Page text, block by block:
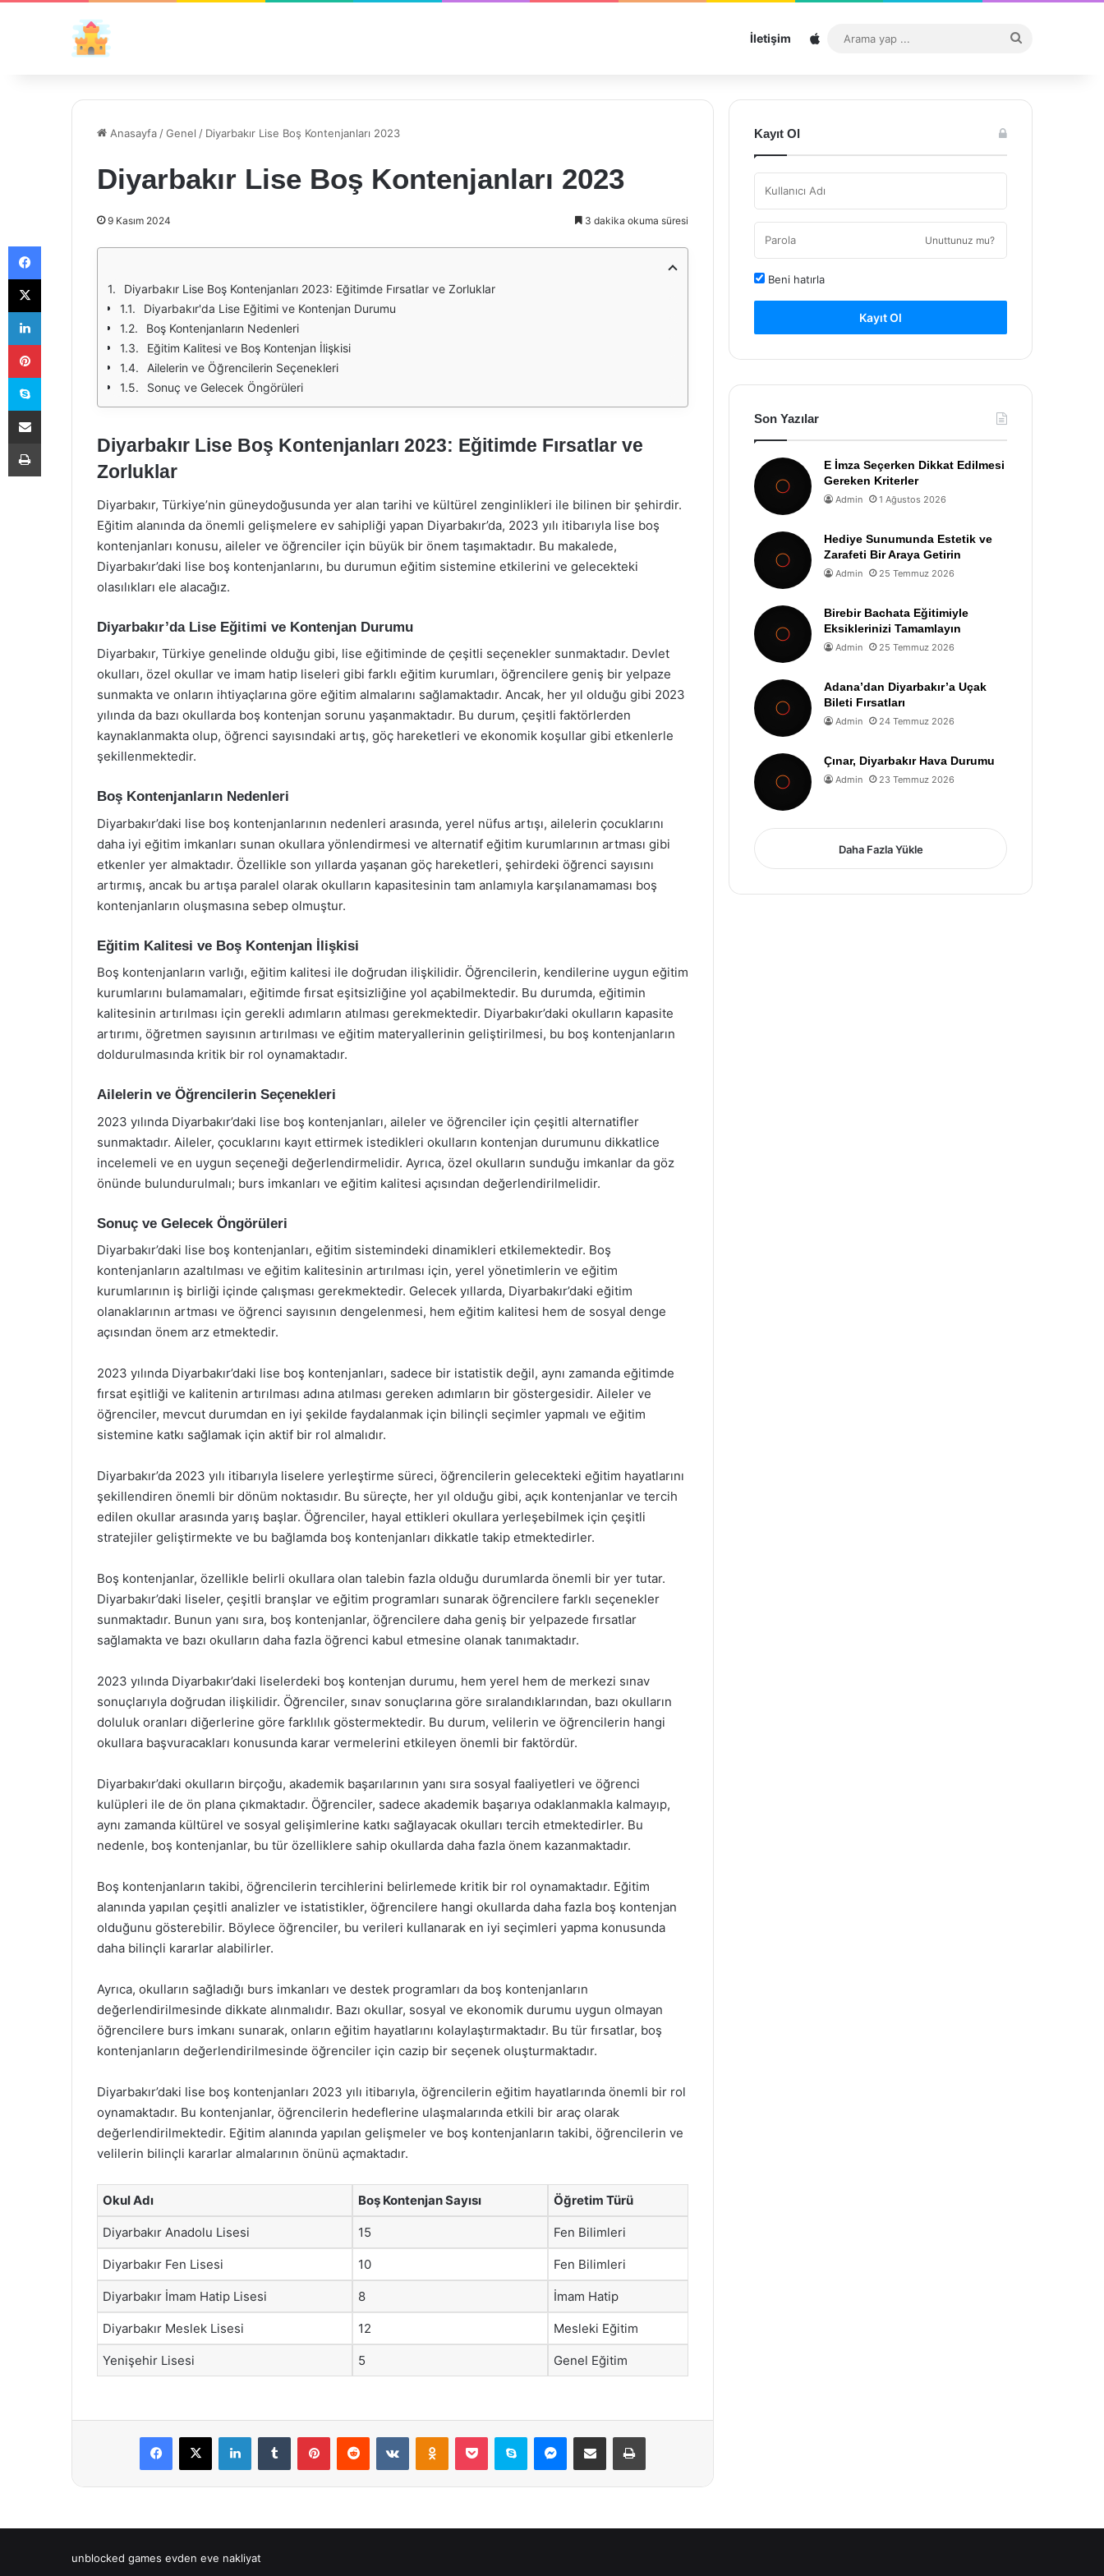
İletişim Sitemap
...
Anasayfa /Genel / Diyarbakır Lise Boş Kontenjanları 2023
Diyarbakır Lise Boş Kontenjanları 2023
9 Kasım 2024 3 dakika okuma süresi
Diyarbakır Lise Boş Kontenjanları 2023: Eğitimde Fırsatlar ve Zorluklar
Diyarbakır'da Lise Eğitimi ve Kontenjan Durumu
Boş Kontenjanların Nedenleri
Eğitim Kalitesi ve Boş Kontenjan İlişkisi
Ailelerin ve Öğrencilerin Seçenekleri
Sonuç ve Gelecek Öngörüleri
Diyarbakır Lise Boş Kontenjanları 2023: Eğitimde Fırsatlar ve
Zorluklar
Diyarbakır, Türkiye’nin güneydoğusunda yer alan tarihi ve kültürel zenginlikleri ile bilinen bir şehirdir.
Eğitim alanında da önemli gelişmelere ev sahipliği yapan Diyarbakır’da, 2023 yılı itibarıyla lise boş
kontenjanları konusu, aileler ve öğrenciler için büyük bir önem taşımaktadır. Bu makalede,
Diyarbakır’daki lise boş kontenjanlarını, bu durumun eğitim sistemine etkilerini ve gelecekteki
olasılıkları ele alacağız.
Diyarbakır’da Lise Eğitimi ve Kontenjan Durumu
Diyarbakır, Türkiye genelinde olduğu gibi, lise eğitiminde de çeşitli seçenekler sunmaktadır. Devlet
okulları, özel okullar ve imam hatip liseleri gibi farklı eğitim kurumları, öğrencilere geniş bir yelpaze
sunmakta ve onların ihtiyaçlarına göre eğitim almalarını sağlamaktadır. Ancak, her yıl olduğu gibi 2023
yılında da bazı okullarda boş kontenjan sorunu yaşanmaktadır. Bu durum, çeşitli faktörlerden
kaynaklanmakta olup, öğrenci sayısındaki artış, göç hareketleri ve ekonomik koşullar gibi etkenlerle
şekillenmektedir.
Boş Kontenjanların Nedenleri
Diyarbakır’daki lise boş kontenjanlarının nedenleri arasında, yerel nüfus artışı, ailelerin çocuklarını
daha iyi eğitim imkanları sunan okullara yönlendirmesi ve alternatif eğitim kurumlarının artması gibi
etkenler yer almaktadır. Özellikle son yıllarda yaşanan göç hareketleri, şehirdeki öğrenci sayısını
artırmış, ancak bu artışa paralel olarak okulların kapasitesinin tam anlamıyla karşılanamaması boş
kontenjanların oluşmasına sebep olmuştur.
Eğitim Kalitesi ve Boş Kontenjan İlişkisi
Boş kontenjanların varlığı, eğitim kalitesi ile doğrudan ilişkilidir. Öğrencilerin, kendilerine uygun eğitim
kurumlarını bulamamaları, eğitimde fırsat eşitsizliğine yol açabilmektedir. Bu durumda, eğitimin
kalitesinin artırılması için gerekli adımların atılması gerekmektedir. Diyarbakır’daki okulların kapasite
artırımı, öğretmen sayısının artırılması ve eğitim materyallerinin geliştirilmesi, bu boş kontenjanların
doldurulmasında kritik bir rol oynamaktadır.
Ailelerin ve Öğrencilerin Seçenekleri
2023 yılında Diyarbakır’daki lise boş kontenjanları, aileler ve öğrenciler için çeşitli alternatifler
sunmaktadır. Aileler, çocuklarını kayıt ettirmek istedikleri okulların kontenjan durumunu dikkatlice
incelemeli ve en uygun seçeneği değerlendirmelidir. Ayrıca, özel okulların sunduğu imkanlar da göz
önünde bulundurulmalı; burs imkanları ve eğitim kalitesi açısından değerlendirilmelidir.
Sonuç ve Gelecek Öngörüleri
Diyarbakır’daki lise boş kontenjanları, eğitim sistemindeki dinamikleri etkilemektedir. Boş
kontenjanların azaltılması ve eğitim kalitesinin artırılması için, yerel yönetimlerin ve eğitim
kurumlarının iş birliği içinde çalışması gerekmektedir. Gelecek yıllarda, Diyarbakır’daki eğitim
olanaklarının artması ve öğrenci sayısının dengelenmesi, hem eğitim kalitesi hem de sosyal denge
açısından önem arz etmektedir.
2023 yılında Diyarbakır’daki lise boş kontenjanları, sadece bir istatistik değil, aynı zamanda eğitimde
fırsat eşitliği ve kalitenin artırılması adına atılması gereken adımların bir göstergesidir. Aileler ve
öğrenciler, mevcut durumdan en iyi şekilde faydalanmak için bilinçli seçimler yapmalı ve eğitim
sistemine katkı sağlamak için aktif bir rol almalıdır.
Diyarbakır’da 2023 yılı itibarıyla liselere yerleştirme süreci, öğrencilerin gelecekteki eğitim hayatlarını
şekillendiren önemli bir dönüm noktasıdır. Bu süreçte, her yıl olduğu gibi, açık kontenjanlar ve tercih
edilen okullar arasında yarış başlar. Öğrenciler, hayal ettikleri okullara yerleşebilmek için çeşitli
stratejiler geliştirmekte ve bu bağlamda boş kontenjanları dikkatle takip etmektedirler.
Boş kontenjanlar, özellikle belirli okullara olan talebin fazla olduğu durumlarda önemli bir yer tutar.
Diyarbakır’daki liseler, çeşitli branşlar ve eğitim programları sunarak öğrencilere farklı seçenekler
sunmaktadır. Bunun yanı sıra, boş kontenjanlar, öğrencilere daha geniş bir yelpazede fırsatlar
sağlamakta ve bazı okulların daha fazla öğrenci kabul etmesine olanak tanımaktadır.
2023 yılında Diyarbakır’daki liselerdeki boş kontenjan durumu, hem yerel hem de merkezi sınav
sonuçlarıyla doğrudan ilişkilidir. Öğrenciler, sınav sonuçlarına göre sıralandıklarından, bazı okulların
doluluk oranları diğerlerine göre farklılık göstermektedir. Bu durum, velilerin ve öğrencilerin hangi
okullara başvuracakları konusunda karar vermelerini etkileyen önemli bir faktördür.
Diyarbakır’daki okulların birçoğu, akademik başarılarının yanı sıra sosyal faaliyetleri ve öğrenci
kulüpleri ile de ön plana çıkmaktadır. Öğrenciler, sadece akademik başarıya odaklanmakla kalmayıp,
aynı zamanda kültürel ve sosyal gelişimlerine katkı sağlayacak okulları tercih etmektedirler. Bu
nedenle, boş kontenjanlar, bu tür özelliklere sahip okullarda daha fazla önem kazanmaktadır.
Boş kontenjanların takibi, öğrencilerin tercihlerini belirlemede kritik bir rol oynamaktadır. Eğitim
alanında yapılan çeşitli analizler ve istatistikler, öğrencilere hangi okullarda daha fazla boş kontenjan
olduğunu gösterebilir. Böylece öğrenciler, bu verileri kullanarak en iyi seçimleri yapma konusunda
daha bilinçli kararlar alabilirler.
Ayrıca, okulların sağladığı burs imkanları ve destek programları da boş kontenjanların
değerlendirilmesinde dikkate alınmalıdır. Bazı okullar, sosyal ve ekonomik durumu uygun olmayan
öğrencilere burs imkanı sunarak, onların eğitim hayatlarını kolaylaştırmaktadır. Bu tür fırsatlar, boş
kontenjanların değerlendirilmesinde öğrenciler için cazip bir seçenek oluşturmaktadır.
Diyarbakır’daki lise boş kontenjanları 2023 yılı itibarıyla, öğrencilerin eğitim hayatlarında önemli bir rol
oynamaktadır. Bu kontenjanlar, öğrencilerin hedeflerine ulaşmalarında etkili bir araç olarak
değerlendirilmektedir. Eğitim alanında yapılan gelişmeler ve boş kontenjanların takibi, öğrencilerin ve
velilerin bilinçli kararlar almalarının önünü açmaktadır.
Okul Adı Boş Kontenjan Sayısı Öğretim Türü
Diyarbakır Anadolu Lisesi 15 Fen Bilimleri
Diyarbakır Fen Lisesi 10 Fen Bilimleri
Diyarbakır İmam Hatip Lisesi 8 İmam Hatip
Diyarbakır Meslek Lisesi 12 Mesleki Eğitim
Yenişehir Lisesi 5 Genel Eğitim
Facebook
X LinkedInTumblr PinterestReddit VKontakteOdnoklassniki
Pocket Skype Messenger
E-Posta ile paylaş Yazdır
Kayıt Ol
Unuttunuz mu?
Beni hatırla
Kayıt Ol
Son Yazılar
E İmza Seçerken Dikkat Edilmesi
Gereken Kriterler
Admin 1 Ağustos 2026
Hediye Sunumunda Estetik ve
Zarafeti Bir Araya Getirin
Admin 25 Temmuz 2026
Birebir Bachata Eğitimiyle
Eksiklerinizi Tamamlayın
Admin 25 Temmuz 2026
Adana’dan Diyarbakır’a Uçak
Bileti Fırsatları
Admin 24 Temmuz 2026
Çınar, Diyarbakır Hava Durumu
Admin 23 Temmuz 2026
Daha Fazla Yükle
unblocked games evden eve nakliyat
Facebook
X
LinkedIn
Pinterest
Skype
E-Posta ile paylaş